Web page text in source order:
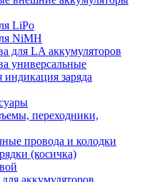
LiPo
NiMH
для LA аккумуляторов
универсальные
индикация заряда
переходники,
провода и колодки
(косичка)
аккумуляторов